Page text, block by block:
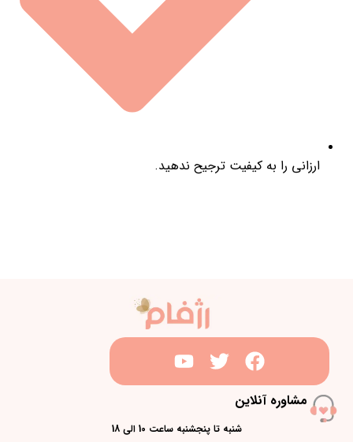
ارزانی را به کیفیت ترجیح ندهید.
مشاوره آنلاین
شنبه تا پنجشنبه ساعت 10 الی 18